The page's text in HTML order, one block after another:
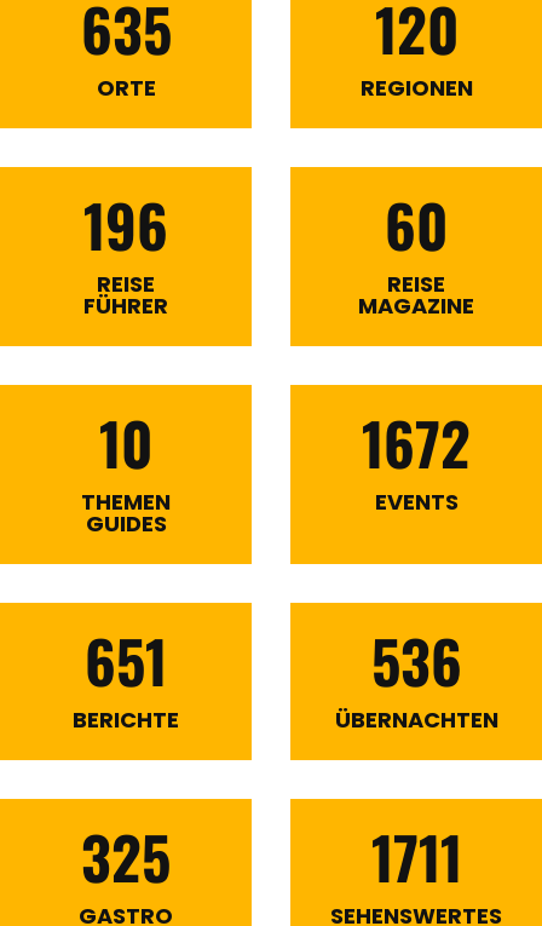
635
ORTE
120
REGIONEN
196
REISE
FÜHRER
60
REISE
MAGAZINE
10
THEMEN
GUIDES
1672
EVENTS
651
BERICHTE
536
ÜBERNACHTEN
325
GASTRO
1711
SEHENSWERTES